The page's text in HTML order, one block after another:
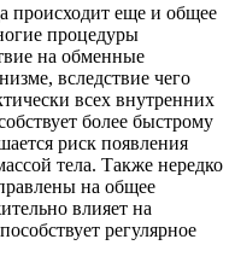
происходит еще и общее
процедуры
на обменные
вследствие чего
всех внутренних
более быстрому
риск появления
тела. Также нередко
на общее
влияет на
регулярное